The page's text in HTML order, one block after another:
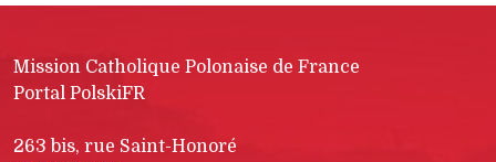
Mission Catholique Polonaise de France
Portal PolskiFR
263 bis, rue Saint-Honoré